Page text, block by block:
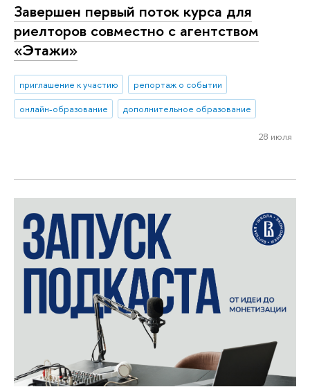
Завершен первый поток курса для
риелторов совместно с агентством
«Этажи»
приглашение к участию
репортаж о событии
онлайн-образование
дополнительное образование
28 июля